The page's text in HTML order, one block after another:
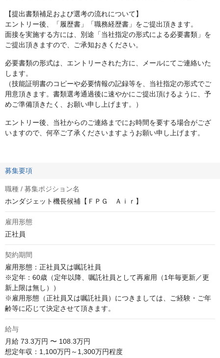
【提出書類補足および選考の流れについて】
エントリー後、「履歴書」「職務経歴書」をご提出頂きます。
面接を実施する方には、別途「当社指定の形式による必要書類」を
ご提出頂きますので、ご承知おきください。
必要書類の形式は、エントリーされた方に、メールにてご連絡いた
します。
（技能証明書のコピーや必要情報の記録等を、当社指定の形式でご
用意頂きます。書類選考通過後に速やかにご提出頂けるように、予
めご準備頂きたく、お願い申し上げます。）
エントリー後、当社からのご連絡までにお時間を要する場合がござ
いますので、何卒ご了承くださいますようお願い申し上げます。
募集要項
職種 / 募集ポジション名
ホンダジェット機長候補【ＦＰＧ Ａｉｒ】
雇用形態
正社員
契約期間
雇用形態：正社員又は嘱託社員
※定年：60歳（定年以降、嘱託社員として再雇用（1年毎更新／更
新上限は無し））
※雇用形態（正社員又は嘱託社員）につきましては、ご経験・ご年
齢等に応じて決定させて頂きます。
給与
月給 73.3万円 〜 108.3万円
想定年収：1,100万円～1,300万円程度